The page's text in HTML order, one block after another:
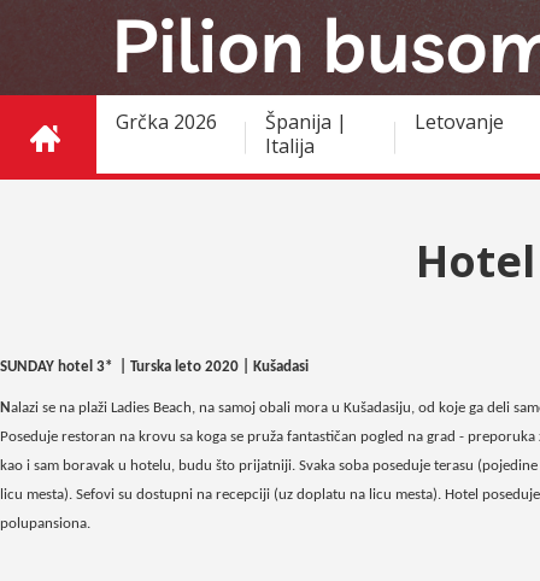
Grčka 2026
Španija |
Italija
Letovanje
SUNDAY hotel 3* | Turska leto 2020 | Kušadasi
Nalazi se na plaži Ladies Beach, na samoj obali mora u Kušadasiju, od koje ga deli
Poseduje restoran na krovu sa koga se pruža fantastičan pogled na grad -
kao i sam boravak u hotelu, budu što prijatniji. Svaka soba poseduje terasu
licu mesta). Sefovi su dostupni na recepciji (uz doplatu na licu mesta). Hotel
polupansiona.